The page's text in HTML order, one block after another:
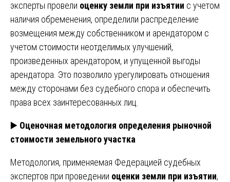
эксперты провели оценку земли при изъятии с учетом
наличия обременения, определили распределение
возмещения между собственником и арендатором с
учетом стоимости неотделимых улучшений,
произведенных арендатором, и упущенной выгоды
арендатора. Это позволило урегулировать отношения
между сторонами без судебного спора и обеспечить
права всех заинтересованных лиц.
▶️ Оценочная методология определения рыночной
стоимости земельного участка
Методология, применяемая Федерацией судебных
экспертов при проведении оценки земли при изъятии,